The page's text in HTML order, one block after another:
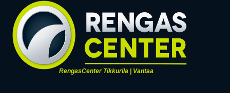
RengasCenter Tikkurila | Vantaa